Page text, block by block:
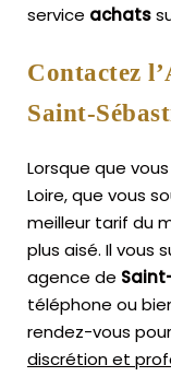
service achats
Contactez
Saint-
Lorsque que
Loire, que vous
meilleur tarif du
plus aisé. Il vous
agence de
téléphone ou
rendez-vous
discrétion et